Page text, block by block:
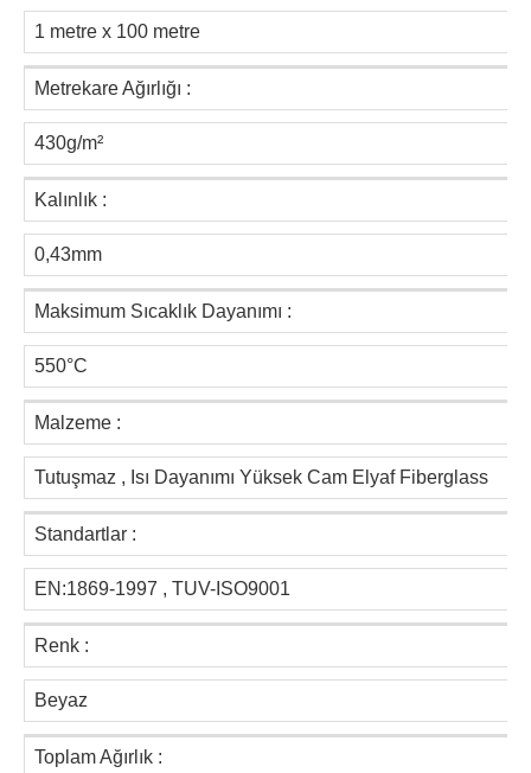
1 metre x 100 metre
Metrekare Ağırlığı :
430g/m²
Kalınlık :
0,43mm
Maksimum Sıcaklık Dayanımı :
550°C
Malzeme :
Tutuşmaz , Isı Dayanımı Yüksek Cam Elyaf Fiberglass
Standartlar :
EN:1869-1997 , TUV-ISO9001
Renk :
Beyaz
Toplam Ağırlık :